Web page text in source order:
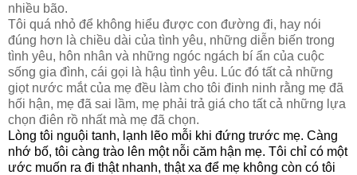
nhiều bão.
Tôi quá nhỏ để không hiểu được con đường đi, hay nói
đúng hơn là chiều dài của tình yêu, những diễn biến trong
tình yêu, hôn nhân và những ngóc ngách bí ẩn của cuộc
sống gia đình, cái gọi là hậu tình yêu. Lúc đó tất cả những
giọt nước mắt của mẹ đều làm cho tôi đinh ninh rằng mẹ đã
hối hận, mẹ đã sai lầm, mẹ phải trả giá cho tất cả những lựa
chọn điên rồ nhất mà mẹ đã chọn.
Lòng tôi nguội tanh, lạnh lẽo mỗi khi đứng trước mẹ. Càng
nhớ bố, tôi càng trào lên một nỗi căm hận mẹ. Tôi chỉ có một
ước muốn ra đi thật nhanh, thật xa để mẹ không còn có tôi